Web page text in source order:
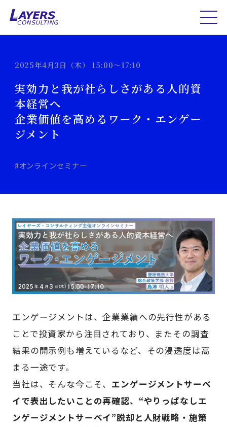
2025年4月3日（木） 15:00～17:10
実効力と我が社らしさがある人的資
本経営へ
企業価値を高めるワーク・エンゲー
ジメント
#オンラインセミナー
エンゲージメントは、企業業績への先行性がある
ことで投資家から注目されており、またその調査
結果の開示例も増えているなど、その浸透度は高
まる一途です。
当社は、そんな今こそ、 エンゲージメントサーベ
イで表出したいことの再確認、“やりっぱなしエ
ンゲージメントサーベイ”脱却と人財戦略・施策